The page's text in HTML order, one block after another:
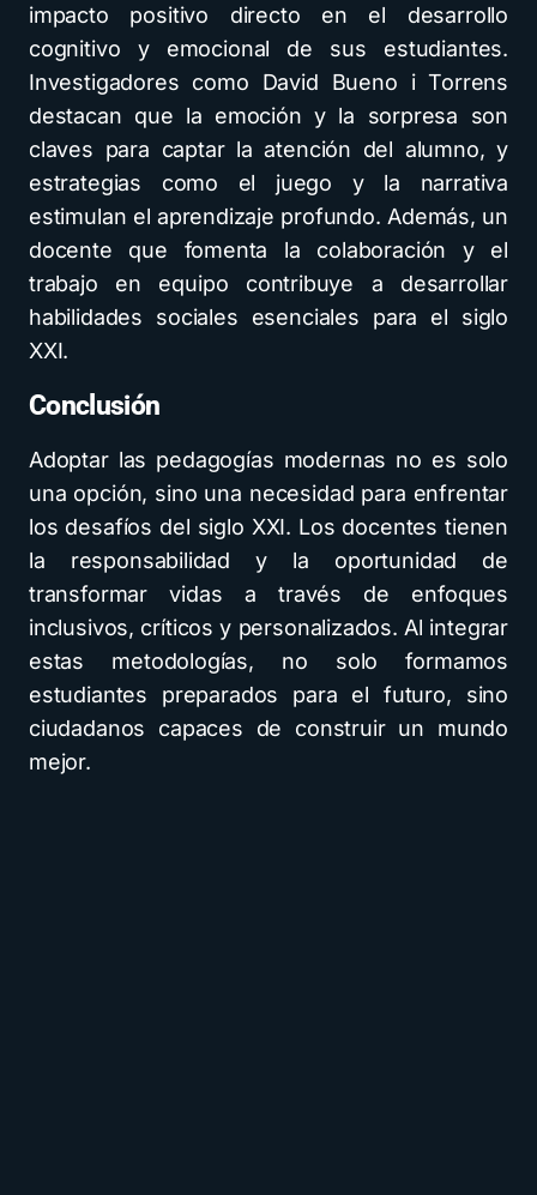
impacto positivo directo en el desarrollo
cognitivo y emocional de sus estudiantes.
Investigadores como David Bueno i Torrens
destacan que la emoción y la sorpresa son
claves para captar la atención del alumno, y
estrategias como el juego y la narrativa
estimulan el aprendizaje profundo. Además, un
docente que fomenta la colaboración y el
trabajo en equipo contribuye a desarrollar
habilidades sociales esenciales para el siglo
XXI.
Conclusión
Adoptar las pedagogías modernas no es solo
una opción, sino una necesidad para enfrentar
los desafíos del siglo XXI. Los docentes tienen
la responsabilidad y la oportunidad de
transformar vidas a través de enfoques
inclusivos, críticos y personalizados. Al integrar
estas metodologías, no solo formamos
estudiantes preparados para el futuro, sino
ciudadanos capaces de construir un mundo
mejor.